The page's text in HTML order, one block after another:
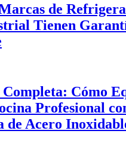
de
Tienen
Cómo
Profesional
de Acero